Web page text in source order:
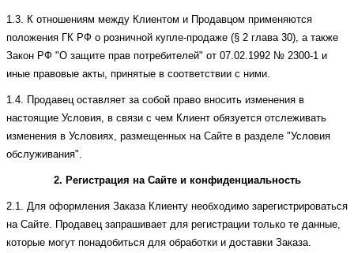
1.3. К отношениям между Клиентом и Продавцом применяются
положения ГК РФ о розничной купле-продаже (§ 2 глава 30), а также
Закон РФ "О защите прав потребителей" от 07.02.1992 № 2300-1 и
иные правовые акты, принятые в соответствии с ними.
1.4. Продавец оставляет за собой право вносить изменения в
настоящие Условия, в связи с чем Клиент обязуется отслеживать
изменения в Условиях, размещенных на Сайте в разделе "Условия
обслуживания".
2. Регистрация на Сайте и конфиденциальность
2.1. Для оформления Заказа Клиенту необходимо зарегистрироваться
на Сайте. Продавец запрашивает для регистрации только те данные,
которые могут понадобиться для обработки и доставки Заказа.